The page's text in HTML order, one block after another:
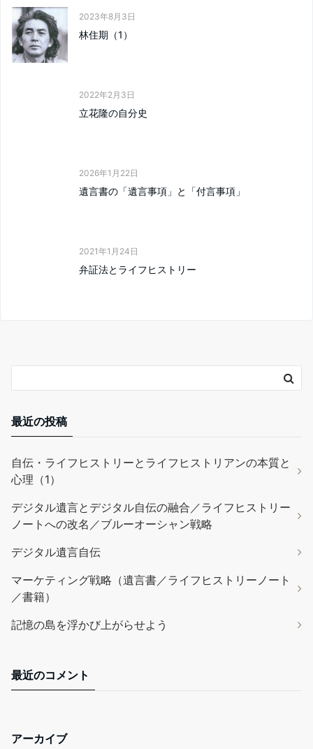
2023年8月3日
林住期（1）
2022年2月3日
立花隆の自分史
2026年1月22日
遺言書の「遺言事項」と「付言事項」
2021年1月24日
弁証法とライフヒストリー
最近の投稿
自伝・ライフヒストリーとライフヒストリアンの本質と
心理（1）
デジタル遺言とデジタル自伝の融合／ライフヒストリー
ノートへの改名／ブルーオーシャン戦略
デジタル遺言自伝
マーケティング戦略（遺言書／ライフヒストリーノート
／書籍）
記憶の島を浮かび上がらせよう
最近のコメント
アーカイブ